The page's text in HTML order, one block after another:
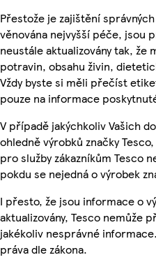
Přestože je zajištění
věnována nejvyšší péče, jsou
neustále aktualizovány tak, že
potravin, obsahu živin,
Vždy byste si měli přečíst
pouze na informace
V případě jakýchkoliv Vašich
ohledně výrobků značky
pro služby zákazníkům Tesco
pokdu se nejedná o výrobek
I přesto, že jsou informace o
aktualizovány, Tesco nemůže
jakékoliv nesprávné
práva dle zákona.